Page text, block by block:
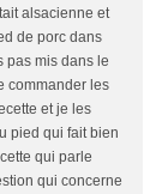
alsacienne et
de porc dans
pas mis dans le
commander les
et je les
pied qui fait bien
qui parle
qui concerne